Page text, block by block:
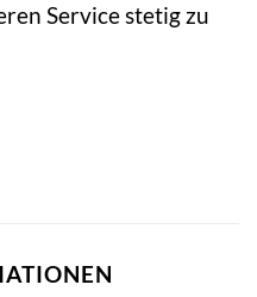
Service stetig zu